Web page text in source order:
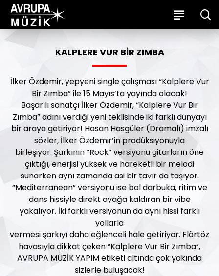
KALPLERE VUR BIR ZIMBA
İlker Özdemir, yepyeni single çalışması “Kalplere Vur
Bir Zımba” ile 15 Mayıs’ta yayında olacak!
Başarılı sanatçı İlker Özdemir, “Kalplere Vur Bir
Zımba” adını verdiği yeni teklisinde iki farklı dünyayı
bir araya getiriyor! Hasan Hasgüler (Dramalı) imzalı
sözler, İlker Özdemir’in prodüksiyonuyla
birleşiyor. Şarkının “Rock” versiyonu gitarların öne
çıktığı, enerjisi yüksek ve hareketli bir melodi
sunarken aynı zamanda asi bir tavır da taşıyor.
“Mediterranean” versiyonu ise bol darbuka, ritim ve
dans hissiyle direkt ayağa kaldıran bir vibe
yakalıyor. İki farklı versiyonun da aynı hissi farklı
yollarla
vermesi şarkıyı daha eğlenceli hale getiriyor. Flörtöz
havasıyla dikkat çeken “Kalplere Vur Bir Zımba”,
AVRUPA MÜZİK YAPIM etiketi altında çok yakında
sizlerle buluşacak!